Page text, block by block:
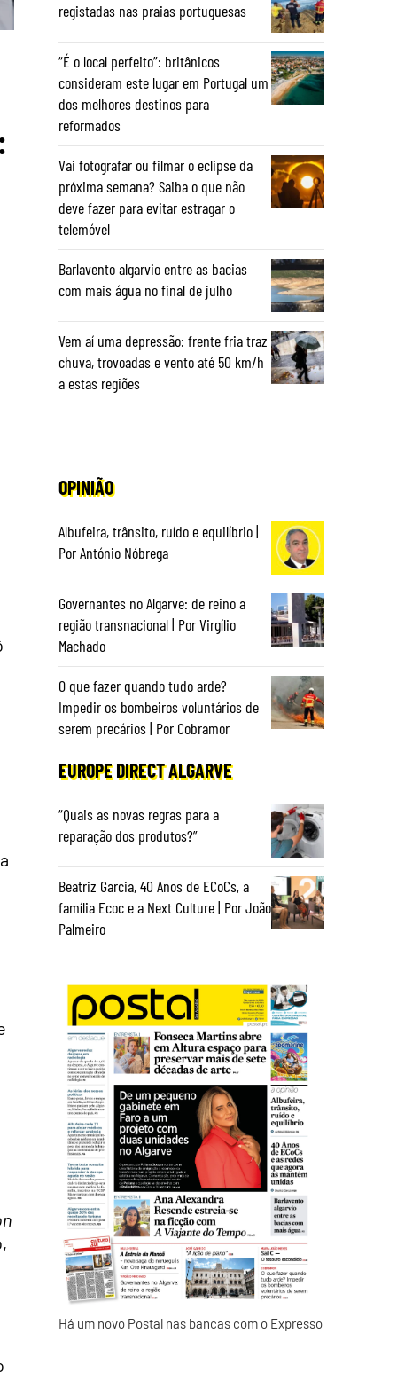
registadas nas praias portuguesas
“É o local perfeito”: britânicos
consideram este lugar em Portugal um
dos melhores destinos para
reformados
Vai fotografar ou filmar o eclipse da
próxima semana? Saiba o que não
deve fazer para evitar estragar o
telemóvel
Barlavento algarvio entre as bacias
com mais água no final de julho
Vem aí uma depressão: frente fria traz
chuva, trovoadas e vento até 50 km/h
a estas regiões
OPINIÃO
Albufeira, trânsito, ruído e equilíbrio |
Por António Nóbrega
Governantes no Algarve: de reino a
região transnacional | Por Virgílio
Machado
O que fazer quando tudo arde?
Impedir os bombeiros voluntários de
serem precários | Por Cobramor
EUROPE DIRECT ALGARVE
“Quais as novas regras para a
reparação dos produtos?”
Beatriz Garcia, 40 Anos de ECoCs, a
família Ecoc e a Next Culture | Por João
Palmeiro
Há um novo Postal nas bancas com o Expresso